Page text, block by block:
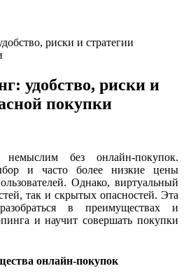
риски и стратегии
удобство, риски и
покупки
без онлайн-покупок.
и часто более низкие цены
Однако, виртуальный
так и скрытых опасностей. Эта
в преимуществах и
и научит совершать покупки
онлайн-покупок